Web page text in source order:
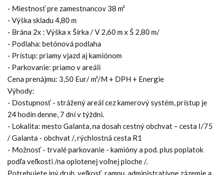
- Miestnosť pre zamestnancov 38 m²
- Výška skladu 4,80 m
- Brána 2x : Výška x Šírka / V 2,60 m x Š 2,80 m/
- Podlaha: betónová podlaha
- Prístup: priamy vjazd aj kamiónom
- Parkovanie: priamo v areáli
Cena prenájmu: 3,50 Eur/ m²/M + DPH + Energie
Výhody:
- Dostupnosť - strážený areál cez kamerový systém, prístup je
24 hodín denne, 7 dní v týždni.
- Lokalita: mesto Galanta, na dosah cestný obchvat – cesta I/75
/ Galanta - obchvat /, rýchlostná cesta R1
- Možnosť - trvalé parkovanie - kamióny a pod. plus poplatok
podľa veľkosti /na oplotenej voľnej ploche /.
Potrebujete iný druh, veľkosť, rampu, administratívne zázemie a